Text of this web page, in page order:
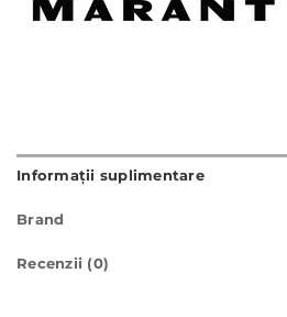
Informații suplimentare
Brand
Recenzii (0)